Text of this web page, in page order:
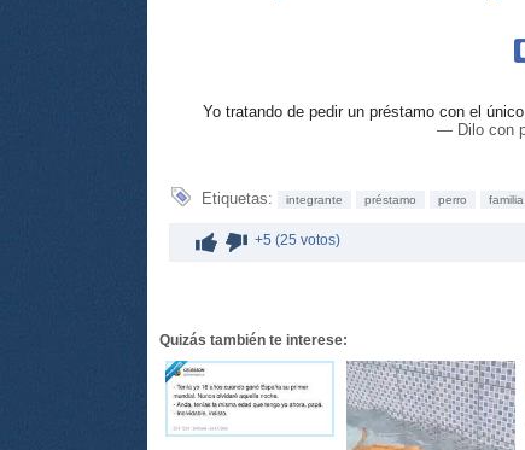
Yo tratando de pedir un préstamo con el
— Dilo con
Etiquetas: integrante préstamo perro familia
+5 (25 votos)
Quizás también te interese: